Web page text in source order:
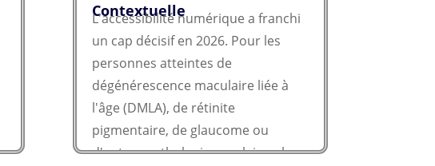
Contextuelle
L'accessibilité numérique a franchi
un cap décisif en 2026. Pour les
personnes atteintes de
dégénérescence maculaire liée à
l'âge (DMLA), de rétinite
pigmentaire, de glaucome ou
d'autres pathologies oculaires, le